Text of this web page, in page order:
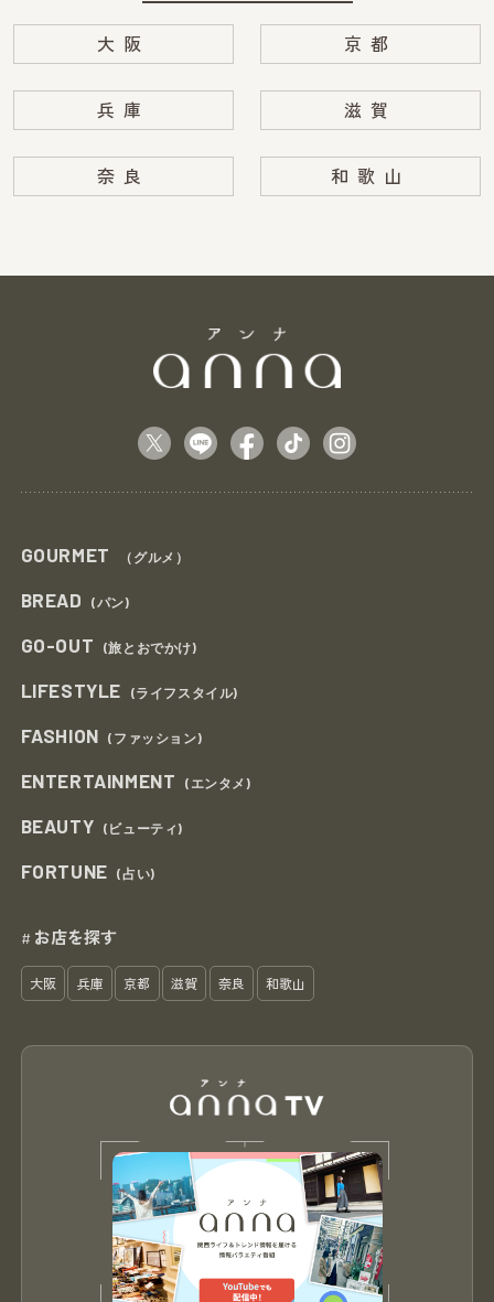
大阪 京都
兵庫 滋賀
奈良 和歌山
GOURMET （グルメ）
BREAD (パン)
GO-OUT (旅とおでかけ)
LIFESTYLE (ライフスタイル)
FASHION (ファッション)
ENTERTAINMENT (エンタメ)
BEAUTY (ビューティ)
FORTUNE (占い)
# お店を探す
大阪 兵庫 京都 滋賀 奈良 和歌山